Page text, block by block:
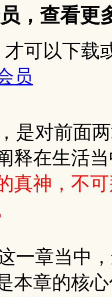
，查看更
才可以下载
员
对前面两
释在生活
真神，不
章当中，
本章的核